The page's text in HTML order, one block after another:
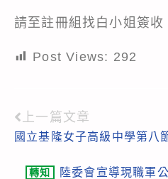
請至註冊組找白小姐簽收
Post Views: 292
Read
more
articles
上一篇文章
國立基隆女子高級中學第八
轉知
陸委會宣導現職軍